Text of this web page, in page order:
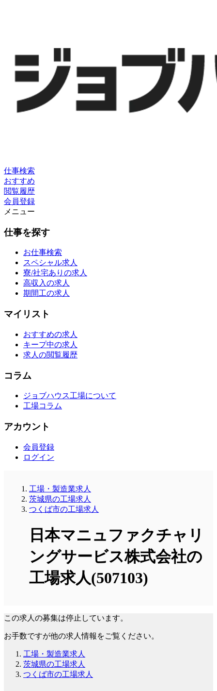
仕事検索
おすすめ
閲覧履歴
会員登録
メニュー
仕事を探す
お仕事検索
スペシャル求人
寮/社宅ありの求人
高収入の求人
期間工の求人
マイリスト
おすすめの求人
キープ中の求人
求人の閲覧履歴
コラム
ジョブハウス工場について
工場コラム
アカウント
会員登録
ログイン
工場・製造業求人
茨城県の工場求人
つくば市の工場求人
日本マニュファクチャリ
ングサービス株式会社の
工場求人(507103)
この求人の募集は停止しています。
お手数ですが他の求人情報をご覧ください。
工場・製造業求人
茨城県の工場求人
つくば市の工場求人